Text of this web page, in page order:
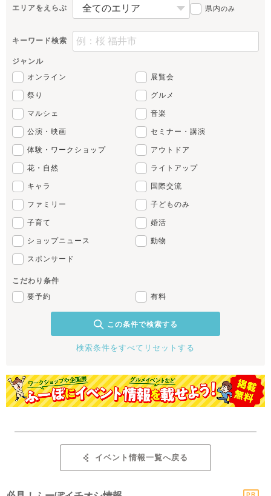
エリアをえらぶ 県内のみ
キーワード検索
ジャンル
オンライン
展覧会
祭り グルメ
マルシェ 音楽
公演・映画 セミナー・講演
体験・ワークショップ アウトドア
花・自然 ライトアップ
キャラ 国際交流
ファミリー 子どものみ
子育て 婚活
ショップニュース 動物
スポンサード
こだわり条件
要予約
有料
この条件で検索する
検索条件をすべてリセットする
イベント情報一覧へ戻る
PR